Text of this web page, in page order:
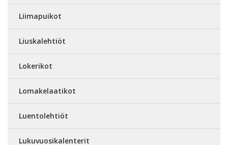
Liimapuikot
Liuskalehtiöt
Lokerikot
Lomakelaatikot
Luentolehtiöt
Lukuvuosikalenterit